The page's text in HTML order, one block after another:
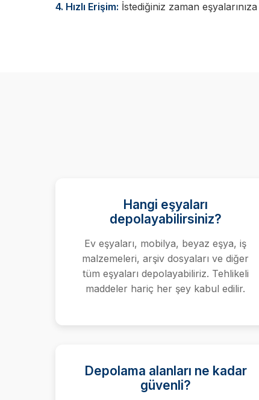
4. Hızlı Erişim: İstediğiniz zaman
Hangi eşyaları
depolayabilirsiniz?
Ev eşyaları, mobilya, beyaz eşya, iş
malzemeleri, arşiv dosyaları ve diğer
tüm eşyaları depolayabiliriz. Tehlikeli
maddeler hariç her şey kabul edilir.
Depolama alanları ne kadar
güvenli?